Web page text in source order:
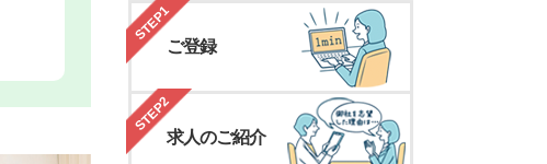
STEP1
ご登録
STEP2
求人のご紹介